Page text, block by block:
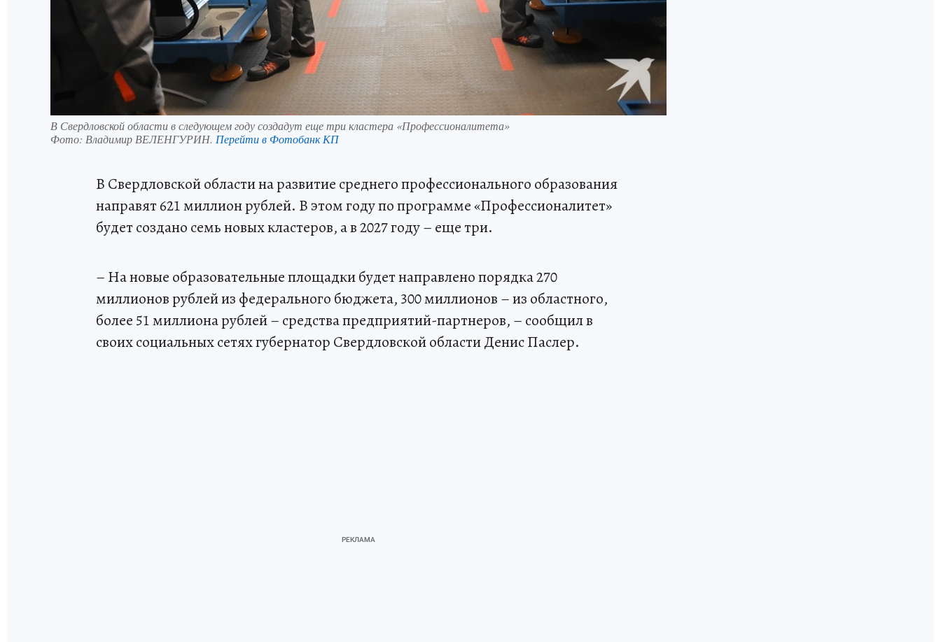
В Свердловской области в следующем году создадут еще три кластера «Профессионалитета»
Фото: Владимир ВЕЛЕНГУРИН. Перейти в Фотобанк КП
В Свердловской области на развитие среднего профессионального образования
направят 621 миллион рублей. В этом году по программе «Профессионалитет»
будет создано семь новых кластеров, а в 2027 году – еще три.
– На новые образовательные площадки будет направлено порядка 270
миллионов рублей из федерального бюджета, 300 миллионов – из областного,
более 51 миллиона рублей – средства предприятий-партнеров, – сообщил в
своих социальных сетях губернатор Свердловской области Денис Паслер.